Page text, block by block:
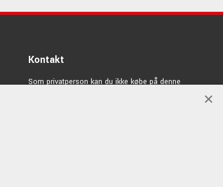
Kontakt
Som privatperson kan du ikke købe på denne
hjemmeside, alt salg foregår gennem vores forhandlere.
×